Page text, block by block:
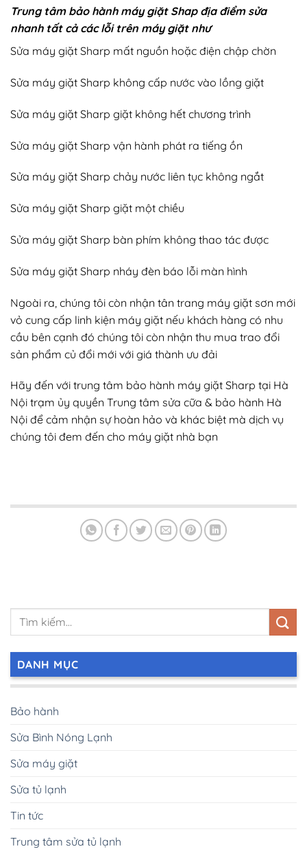
Trung tâm bảo hành máy giặt Shap địa điểm sửa
nhanh tất cả các lỗi trên máy giặt như
Sửa máy giặt Sharp mất nguồn hoặc điện chập chờn
Sửa máy giặt Sharp không cấp nước vào lồng giặt
Sửa máy giặt Sharp giặt không hết chương trình
Sửa máy giặt Sharp vận hành phát ra tiếng ồn
Sửa máy giặt Sharp chảy nước liên tục không ngắt
Sửa máy giặt Sharp giặt một chiều
Sửa máy giặt Sharp bàn phím không thao tác được
Sửa máy giặt Sharp nháy đèn báo lỗi màn hình
Ngoài ra, chúng tôi còn nhận tân trang máy giặt sơn mới
vỏ cung cấp linh kiện máy giặt nếu khách hàng có nhu
cầu bên cạnh đó chúng tôi còn nhận thu mua trao đổi
sản phẩm củ đổi mới với giá thành ưu đải
Hãy đến với trung tâm bảo hành máy giặt Sharp tại Hà
Nội trạm ủy quyền Trung tâm sửa cữa & bảo hành Hà
Nội để cảm nhận sự hoàn hảo và khác biệt mà dịch vụ
chúng tôi đem đến cho máy giặt nhà bạn
DANH MỤC
Bảo hành
Sửa Bình Nóng Lạnh
Sửa máy giặt
Sửa tủ lạnh
Tin tức
Trung tâm sửa tủ lạnh